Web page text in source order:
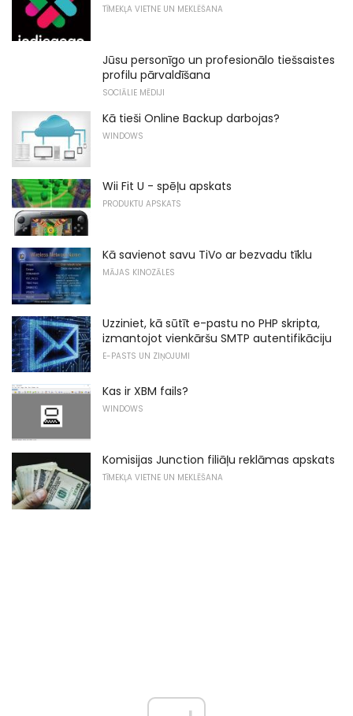
TĪMEKĻA VIETNE UN MEKLĒŠANA
Jūsu personīgo un profesionālo tiešsaistes
profilu pārvaldīšana
SOCIĀLIE MĒDIJI
Kā tieši Online Backup darbojas?
WINDOWS
Wii Fit U - spēļu apskats
PRODUKTU APSKATS
Kā savienot savu TiVo ar bezvadu tīklu
MĀJAS KINOZĀLES
Uzziniet, kā sūtīt e-pastu no PHP skripta,
izmantojot vienkāršu SMTP autentifikāciju
E-PASTS UN ZIŅOJUMI
Kas ir XBM fails?
WINDOWS
Komisijas Junction filiāļu reklāmas apskats
TĪMEKĻA VIETNE UN MEKLĒŠANA